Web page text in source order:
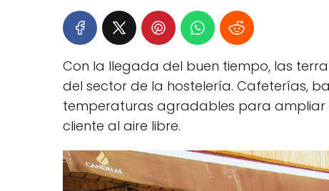
Con la llegada del buen tiempo, las
del sector de la hostelería. Cafeterías,
temperaturas agradables para ampliar
cliente al aire libre.